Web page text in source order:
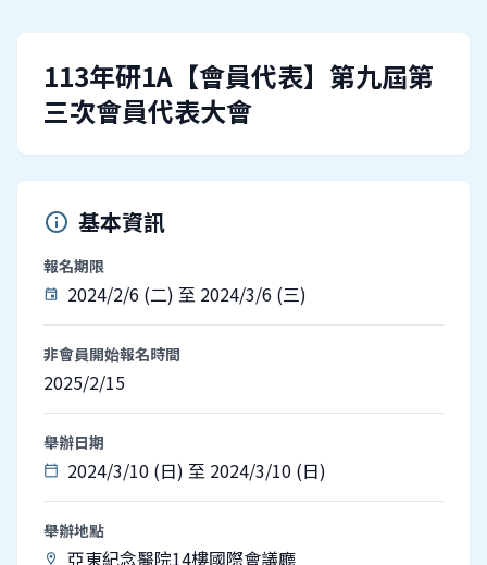
113年研1A【會員代表】第九屆第
三次會員代表大會
info 基本資訊
報名期限
event 2024/2/6 (二) 至 2024/3/6 (三)
非會員開始報名時間
2025/2/15
舉辦日期
calendar_today 2024/3/10 (日) 至 2024/3/10 (日)
舉辦地點
location_on
亞東紀念醫院14樓國際會議廳